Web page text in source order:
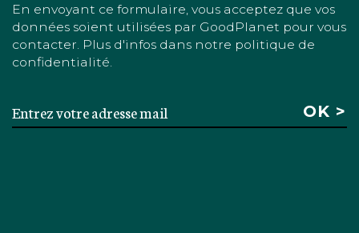
En envoyant ce formulaire, vous acceptez que vos
données soient utilisées par GoodPlanet pour vous
contacter. Plus d'infos dans notre politique de
confidentialité.